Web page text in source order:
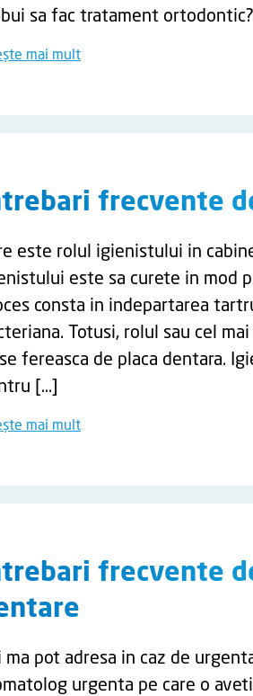
sa fac tratament
mai mult
frecvente
este rolul igienistului in
este sa curete in mod
consta in indepartarea
Totusi, rolul sau cel
fereasca de placa dentara.
[…]
mai mult
frecvente
ma pot adresa in caz de
urgenta pe care o